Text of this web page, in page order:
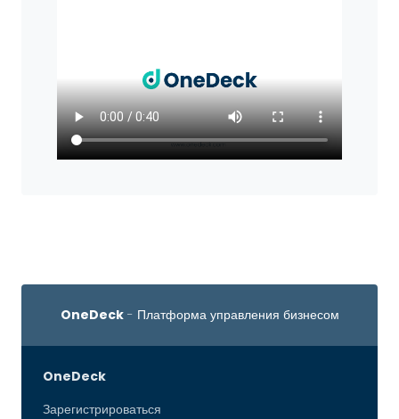
OneDeck- Платформа управления бизнесом
OneDeck
Зарегистрироваться